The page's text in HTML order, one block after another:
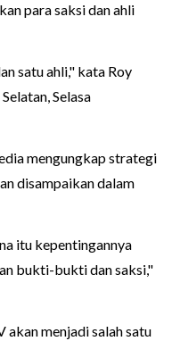
para saksi dan ahli
satu ahli," kata Roy
Selasa
mengungkap strategi
disampaikan dalam
itu kepentingannya
bukti-bukti dan saksi,"
akan menjadi salah satu